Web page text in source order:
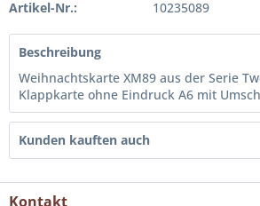
Artikel-Nr.: 10235089
Beschreibung
Weihnachtskarte XM89 aus der Serie
Klappkarte ohne Eindruck A6 mit
Kunden kauften auch
Kontakt